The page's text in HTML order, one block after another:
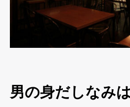
男の身だしなみ